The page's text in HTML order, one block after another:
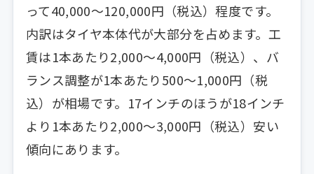
って40,000〜120,000円（税込）程度です。
内訳はタイヤ本体代が大部分を占めます。工
賃は1本あたり2,000〜4,000円（税込）、バ
ランス調整が1本あたり500〜1,000円（税
込）が相場です。17インチのほうが18インチ
より1本あたり2,000〜3,000円（税込）安い
傾向にあります。